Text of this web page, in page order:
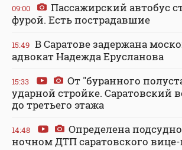
09:00
Пассажирский автобус
фурой. Есть пострадавшие
15:49 В Саратове задержана
адвокат Надежда Ерусланова
15:33
От "буранного
ударной стройке. Саратовский
до третьего этажа
14:48
Определена
ночном ДТП саратовского вице-